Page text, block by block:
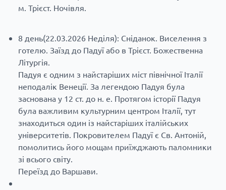
м. Трієст. Ночівля.
8 день(22.03.2026 Неділя): Сніданок. Виселення з
готелю. Заїзд до Падуї або в Трієст. Божественна
Літургія.
Падуя є одним з найстаріших міст північної Італії
неподалік Венеції. За легендою Падуя була
заснована у 12 ст. до н. е. Протягом історії Падуя
була важливим культурним центром Італії, тут
знаходиться один із найстаріших італійських
університетів. Покровителем Падуї є Св. Антоній,
помолитись його мощам приїжджають паломники
зі всього світу.
Переїзд до Варшави.